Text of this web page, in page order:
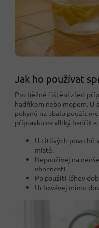
Jak ho používat
Pro běžné čištění zřeď
hadříkem nebo mopem.
pokynů na obalu použít
přípravku na vlhký hadřík
U citlivých povrchů
místě.
Nepoužívej na
vhodnosti.
Po použití láhev
Uchovávej mimo